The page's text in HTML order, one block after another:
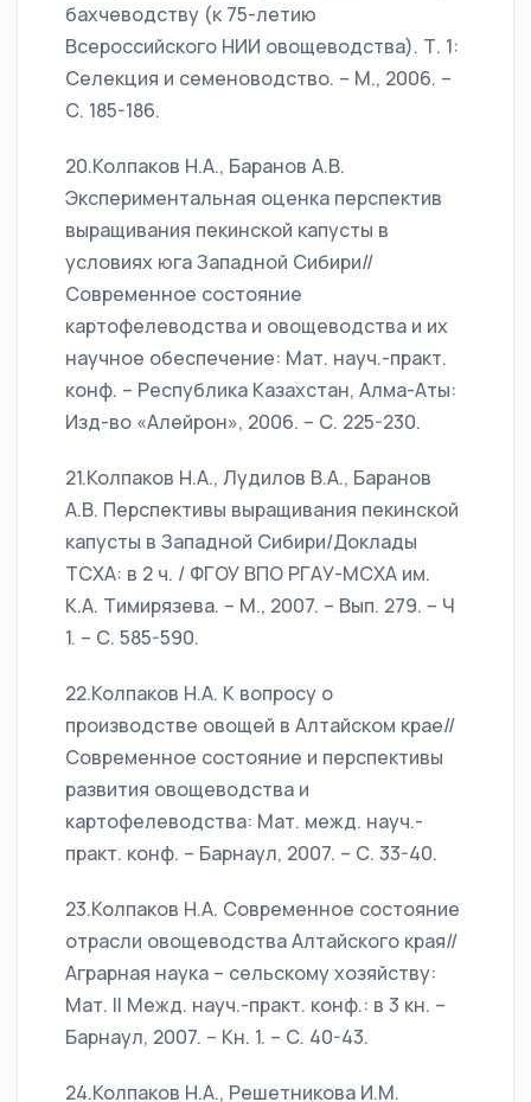
бахчеводству (к 75-летию
Всероссийского НИИ овощеводства). Т. 1:
Селекция и семеноводство. – М., 2006. –
С. 185-186.
20.Колпаков Н.А., Баранов А.В.
Экспериментальная оценка перспектив
выращивания пекинской капусты в
условиях юга Западной Сибири//
Современное состояние
картофелеводства и овощеводства и их
научное обеспечение: Мат. науч.-практ.
конф. – Республика Казахстан, Алма-Аты:
Изд-во «Алейрон», 2006. – С. 225-230.
21.Колпаков Н.А., Лудилов В.А., Баранов
А.В. Перспективы выращивания пекинской
капусты в Западной Сибири/Доклады
ТСХА: в 2 ч. / ФГОУ ВПО РГАУ-МСХА им.
К.А. Тимирязева. – М., 2007. – Вып. 279. – Ч
1. – С. 585-590.
22.Колпаков Н.А. К вопросу о
производстве овощей в Алтайском крае//
Современное состояние и перспективы
развития овощеводства и
картофелеводства: Мат. межд. науч.-
практ. конф. – Барнаул, 2007. – С. 33-40.
23.Колпаков Н.А. Современное состояние
отрасли овощеводства Алтайского края//
Аграрная наука – сельскому хозяйству:
Мат. II Межд. науч.-практ. конф.: в 3 кн. –
Барнаул, 2007. – Кн. 1. – С. 40-43.
24.Колпаков Н.А., Решетникова И.М.